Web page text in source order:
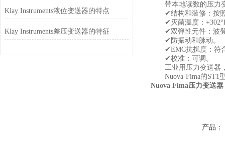
Klay Instruments液位变送器的特点
Klay Instruments差压变送器的特征
带本地读数的压力变
✔结构和装修：按照
✔灭菌温度：+302°F
✔双弹性元件：波登
✔防振动和脉动。
✔EMC抗扰度：符合
✔校准：可调。
工业用压力变送器
Nuova-Fima的ST1型
Nuova Fima压力变送器
产品：